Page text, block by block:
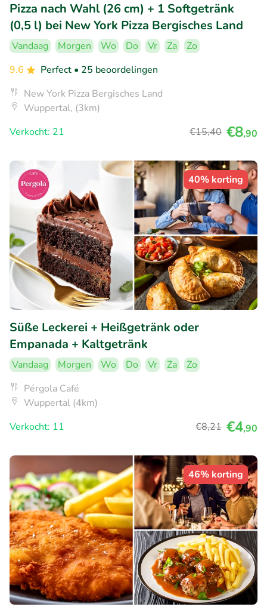
Pizza nach Wahl (26 cm) + 1 Softgetränk
(0,5 l) bei New York Pizza Bergisches Land
Vandaag Morgen Wo Do Vr Za
Zo
9.6
Perfect • 25 beoordelingen
New York Pizza Bergisches Land
Wuppertal, (3km)
Verkocht: 21
€15,40 €8,90
40% korting
Süße Leckerei + Heißgetränk oder
Empanada + Kaltgetränk
Vandaag Morgen Wo Do Vr Za
Zo
Pérgola Café
Wuppertal (4km)
Verkocht: 11
€8,21 €4,90
46% korting